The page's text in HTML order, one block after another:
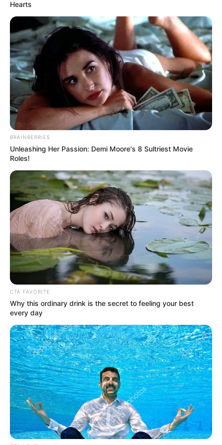
Amikor megkérdeztem, hogy minden rendben van-
e, Galina Vasziljevna szárazon válaszolt: „Igen, csak
fáradt vagyok”. És ma bejött előzetes bejelentés
nélkül. Hallottam, ahogy becsapódik a bejárati ajtó
– még azóta volt kulcsa, amikor Sasha itt lakott.
„Mi történt?” – kérdeztem újra, miközben a
konyharuhával töröltem meg a kezem.
Az ajtóban állt, aprócska és kissé görnyedt, de a
szemei természetellenesen ragyogtak.
Összeszorított ajkai vékony vonallá váltak, a szája
körüli ráncok mélyültek. – Nem bírom ezt tovább
nézni – sziszegte. – Az én fiam házában laksz,
amelyet az én pénzből vett, amit neki adtam az első
részletre. Az általa választott padlón jársz. És a
legszörnyűbb, hogy elkezdtél mosolyogni.
Hearts
BRAINBERRIES
Unleashing Her Passion: Demi Moore's 8 Sultriest Movie
Roles!
CTA FAVORITE
Why this ordinary drink is the secret to feeling your best
every day